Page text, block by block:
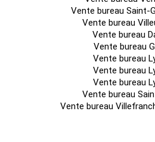
Vente bureau Saint-
Vente bureau
Vente bureau
Vente bureau
Vente bureau
Vente bureau
Vente bureau
Vente bureau
Vente bureau